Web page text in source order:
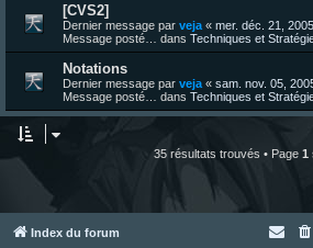
[CVS2]
Dernier message par veja « mer. déc. 21,
Message posté… dans Techniques et
Notations
Dernier message par veja « sam. nov. 05,
Message posté… dans Techniques et
35 résultats trouvés • Page 1
Index du forum